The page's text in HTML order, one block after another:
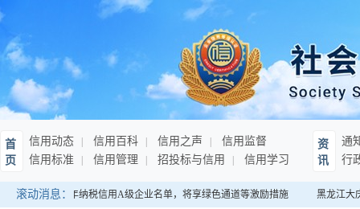
首
页
信用动态 信用百科 信用之声
信用监督
信用标准
信用管理 招投标与信用 信用学习
资
讯
通
行
滚动消息：
：发布连续10年纳税信用A级企业名单，将享绿色通道等激励措施 黑龙江大